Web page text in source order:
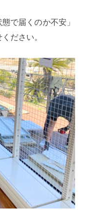
で届くのか不安」
ださい。